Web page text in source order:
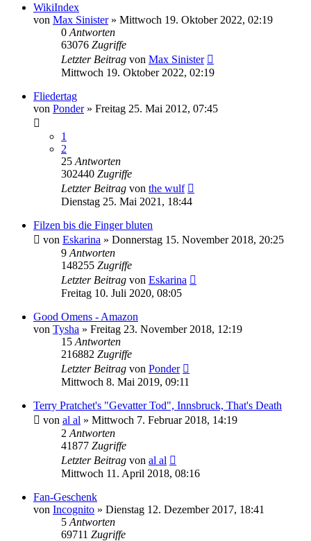
WikiIndex
von Max Sinister» Mittwoch 19. Oktober 2022, 02:19
0 Antworten
63076 Zugriffe
Letzter Beitrag von Max Sinister
Mittwoch 19. Oktober 2022, 02:19
Fliedertag
von Ponder» Freitag 25. Mai 2012, 07:45
1
2
25 Antworten
302440 Zugriffe
Letzter Beitrag von the wulf
Dienstag 25. Mai 2021, 18:44
Filzen bis die Finger bluten
von Eskarina » Donnerstag 15. November 2018, 20:25
9 Antworten
148255 Zugriffe
Letzter Beitrag von Eskarina
Freitag 10. Juli 2020, 08:05
Good Omens - Amazon
von Tysha » Freitag 23. November 2018, 12:19
15 Antworten
216882 Zugriffe
Letzter Beitrag von Ponder
Mittwoch 8. Mai 2019, 09:11
Terry Pratchet's "Gevatter Tod", Innsbruck, That's Death
von al al » Mittwoch 7. Februar 2018, 14:19
2 Antworten
41877 Zugriffe
Letzter Beitrag von al al
Mittwoch 11. April 2018, 08:16
Fan-Geschenk
von Incognito » Dienstag 12. Dezember 2017, 18:41
5 Antworten
69711 Zugriffe